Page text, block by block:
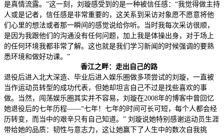
是真情流露。”这一刻，刘璇感受到的是一种被信任感：“我觉得做主持
人或是记者，信任感是非常重要的，这关系到采访对象愿不愿意将他
们心里的想法或者那一瞬间的感觉说给你听。当时我每次采访很顺，
是因为我跟他们的沟通没有任何问题，加上我是体操出身，对于场上
的任何环境我都非常了解。这也就是我们学习新闻的时候强调的要熟
悉环境和做好功课。”
香江之畔：走出自己的路
退役后进入北大深造、毕业后进入娱乐圈做多项尝试的刘璇，一直被
当作运动员转型的成功代表，但她却坦言自己不过是找些喜欢的事
做。当然，闯荡娱乐圈其实并不容易，刘璇在2008年的博客中曾回忆
她退役后的七年历程——“七年！七年的时间可长可短，每个人都会经
历转变，而当中的艰辛只有自己知道。” 刘璇说她特别感谢运动员生涯
带给她的品质：韧性与意志力，这让她赢下了人生中的数次自我挑